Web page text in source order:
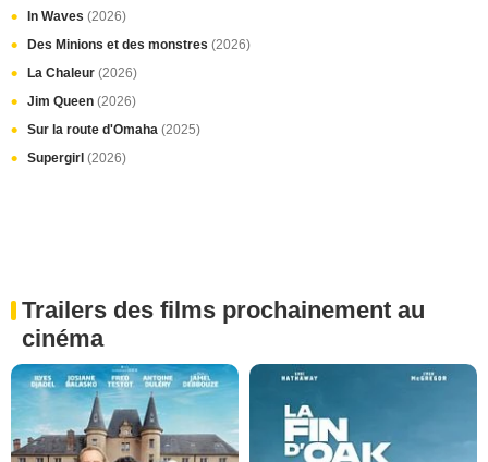
In Waves (2026)
Des Minions et des monstres (2026)
La Chaleur (2026)
Jim Queen (2026)
Sur la route d'Omaha (2025)
Supergirl (2026)
Trailers des films prochainement au
cinéma